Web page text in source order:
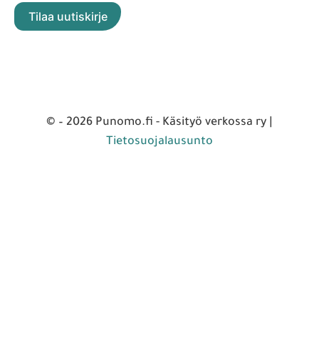
© – 2026 Punomo.fi - Käsityö verkossa ry |
Tietosuojalausunto